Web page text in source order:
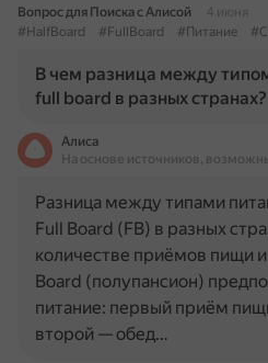
Вопрос для Поиска с Алисой
4 июня
#HalfBoard
#FullBoard #Питание
В чем разница между
full board в разных странах?
Алиса
На основе источников,
Разница между типами
Full Board (FB) в разных
количестве приёмов пищи
Board (полупансион)
питание: первый приём
второй — обед…